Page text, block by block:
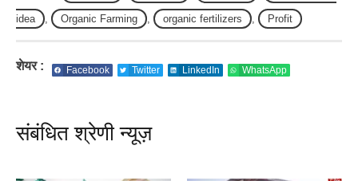
idea Organic Farming organic fertilizers Profit
शेयर : Facebook Twitter LinkedIn WhatsApp
संबंधित श्रेणी न्यूज़